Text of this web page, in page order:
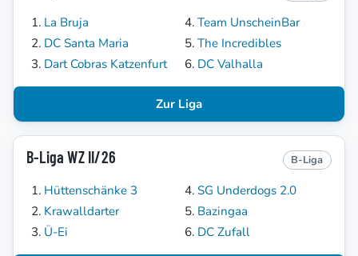
La Bruja
DC Santa Maria
Dart Cobras Katzenfurt
Team UnscheinBar
The Incredibles
DC Valhalla
Zur Liga
B-Liga WZ II/26 B-Liga
Hüttenschänke 3
Krawalldarter
Ü-Ei
SG Underdogs 2.0
Bazingaa
DC Zufall